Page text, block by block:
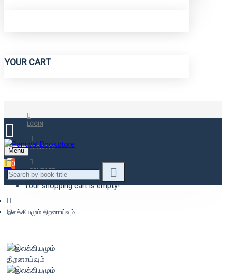
YOUR CART
LOGIN
REGISTER
CONTACT
Menu
0
Your shopping cart is empty!
இலக்கியமும் திறனாய்வும்